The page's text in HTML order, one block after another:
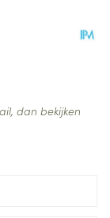
dan bekijken